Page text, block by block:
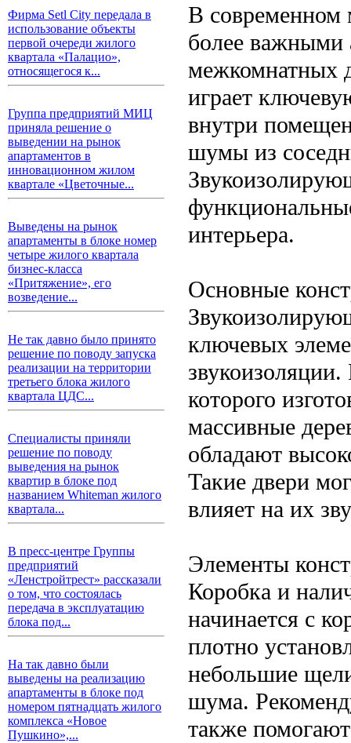
Фирма Setl City передала в
использование объекты
первой очереди жилого
квартала «Палацио»,
относящегося к...
Группа предприятий МИЦ
приняла решение о
выведении на рынок
апартаментов в
инновационном жилом
квартале «Цветочные...
Выведены на рынок
апартаменты в блоке номер
четыре жилого квартала
бизнес-класса
«Притяжение», его
возведение...
Не так давно было принято
решение по поводу запуска
реализации на территории
третьего блока жилого
квартала ЦДС...
Специалисты приняли
решение по поводу
выведения на рынок
квартир в блоке под
названием Whiteman жилого
квартала...
В пресс-центре Группы
предприятий
«Ленстройтрест» рассказали
о том, что состоялась
передача в эксплуатацию
блока под...
На так давно были
выведены на реализацию
апартаменты в блоке под
номером пятнадцать жилого
комплекса «Новое
Пушкино»,...
В современном
более важными
межкомнатных
играет
внутри
шумы из
интерьера.
Основные
ключевых
которого
массивные
обладают
Такие двери
влияет на их
Элементы
Коробка и
начинается с
плотно
небольшие
шума.
также